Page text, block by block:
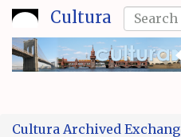
Skip
to
main
content
Cultura
Search
form
Search
Cultura Archived